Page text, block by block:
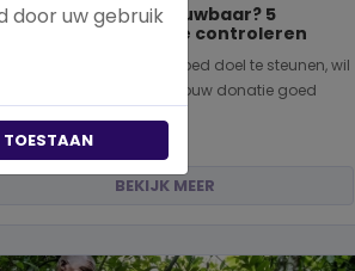
goed doel betrouwbaar? 5
om dit zelf te controleren
je besluit om een goed doel te steunen, wil
zeker weten dat jouw donatie goed
BEKIJK MEER
door uw gebruik
TOESTAAN